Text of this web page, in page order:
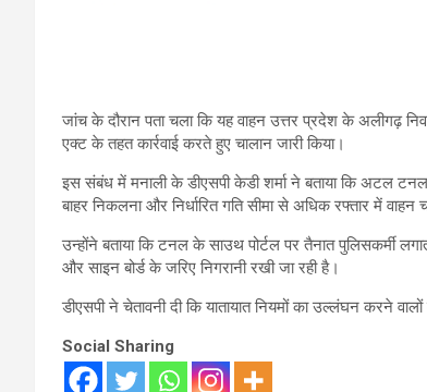
जांच के दौरान पता चला कि यह वाहन उत्तर प्रदेश के अलीगढ़
एक्ट के तहत कार्रवाई करते हुए चालान जारी किया।
इस संबंध में मनाली के डीएसपी केडी शर्मा ने बताया कि अटल
बाहर निकलना और निर्धारित गति सीमा से अधिक रफ्तार में वाहन
उन्होंने बताया कि टनल के साउथ पोर्टल पर तैनात पुलिसकर्मी
और साइन बोर्ड के जरिए निगरानी रखी जा रही है।
डीएसपी ने चेतावनी दी कि यातायात नियमों का उल्लंघन करने
Social Sharing